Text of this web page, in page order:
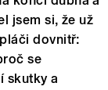
jsem si, že už
dovnitř:
se
skutky a